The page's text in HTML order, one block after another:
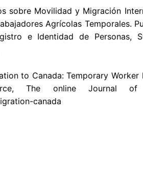
sobre Movilidad y Migración
Agrícolas Temporales.
e Identidad de Personas,
to Canada: Temporary
The online Journal
canada